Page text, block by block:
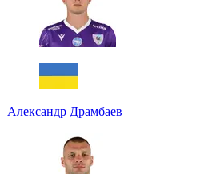
Александр Драмбаев